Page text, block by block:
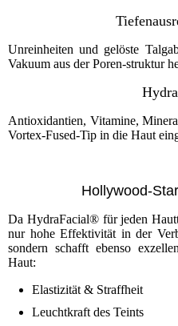
Unreinheiten und gelöste
Vakuum aus der Poren-struktur
Antioxidantien, Vitamine,
Vortex-Fused-Tip in die Haut
Hollywood-
Da HydraFacial® für jeden
nur hohe Effektivität in der
sondern schafft ebenso
Haut:
Elastizität & Straffheit
Leuchtkraft des Teints